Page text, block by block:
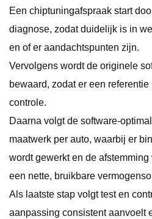
Een chiptuningafspraak start
diagnose, zodat duidelijk is in
en of er aandachtspunten zijn.
Vervolgens wordt de originele
bewaard, zodat er een
controle.
Daarna volgt de software-
maatwerk per auto, waarbij er
wordt gewerkt en de
een nette, bruikbare
Als laatste stap volgt test en
aanpassing consistent aanvoelt